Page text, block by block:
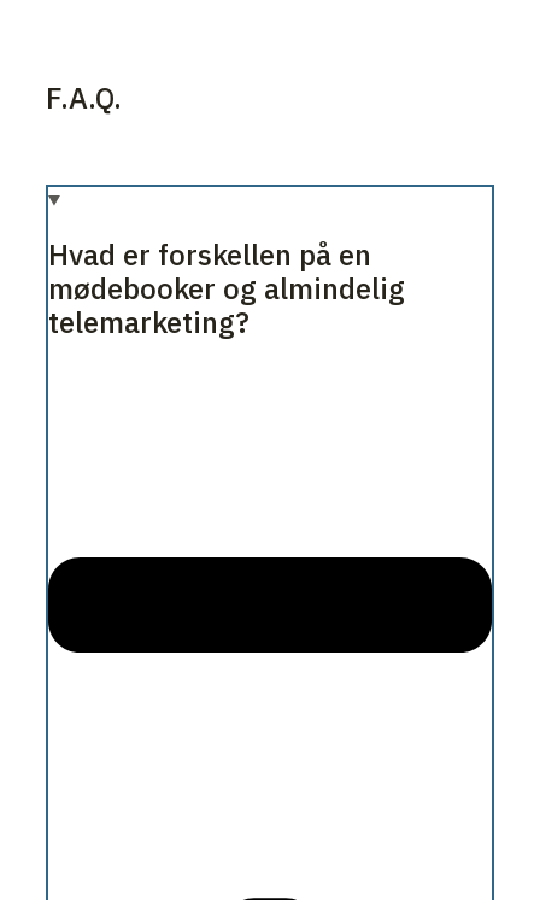
F.A.Q.
Hvad er forskellen på en
mødebooker og almindelig
telemarketing?